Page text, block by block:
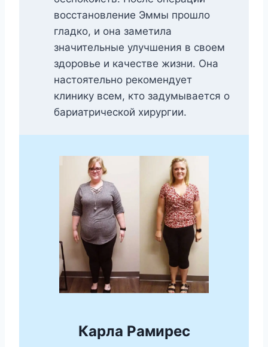
восстановление Эммы прошло
гладко, и она заметила
значительные улучшения в своем
здоровье и качестве жизни. Она
настоятельно рекомендует
клинику всем, кто задумывается о
бариатрической хирургии.
Карла Рамирес